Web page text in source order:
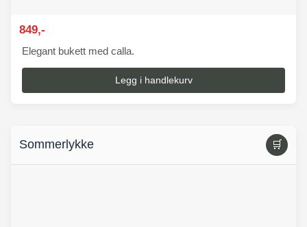
849,-
Elegant bukett med calla.
Legg i handlekurv
Sommerlykke 🛒